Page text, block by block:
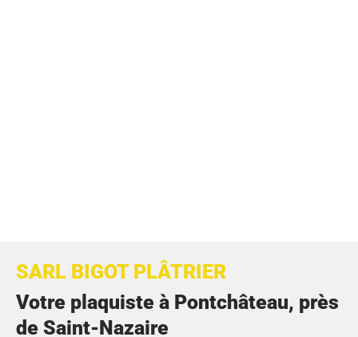
SARL BIGOT PLÂTRIER
Votre plaquiste à Pontchâteau, près
de Saint-Nazaire